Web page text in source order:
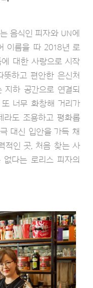
음식인 피자와 UN에
이름을 따 2018년 로
에 대한 사랑으로 시작
하고 편안한 은신처
지하 공간으로 연결되
너무 화창해 거리가
라도 조용하고 평화롭
대신 입안을 가득 채
적인 곳, 처음 찾는 사
다는 로리스 피자의